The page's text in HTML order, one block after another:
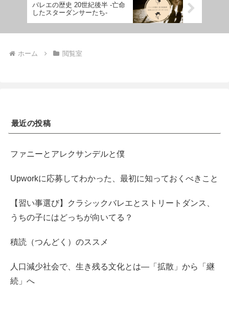
バレエの歴史 20世紀後半 -亡命
したスターダンサーたち-
ホーム 閲覧室
最近の投稿
ファニーとアレクサンデルと僕
Upworkに応募してわかった、最初に知っておくべきこと
【習い事選び】クラシックバレエとストリートダンス、
うちの子にはどっちが向いてる？
積読（つんどく）のススメ
人口減少社会で、生き残る文化とは―「拡散」から「継
続」へ